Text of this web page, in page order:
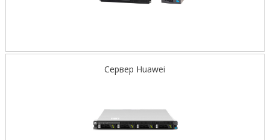
Сервер Huawei